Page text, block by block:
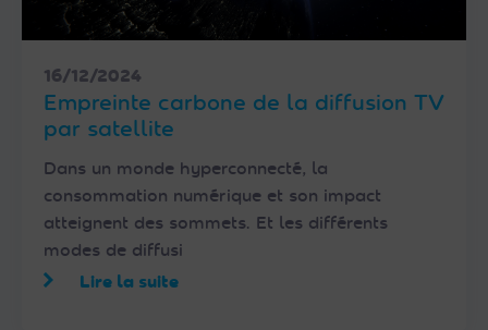
16/12/2024
Empreinte carbone de la diffusion TV
par satellite
Dans un monde hyperconnecté, la
consommation numérique et son impact
atteignent des sommets. Et les différents
modes de diffusi
Lire la suite